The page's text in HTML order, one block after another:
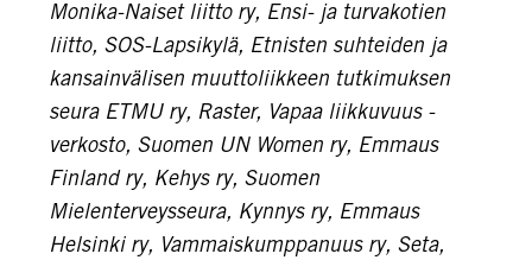
Monika-Naiset liitto ry, Ensi- ja turvakotien
liitto, SOS-Lapsikylä, Etnisten suhteiden ja
kansainvälisen muuttoliikkeen tutkimuksen
seura ETMU ry, Raster, Vapaa liikkuvuus -
verkosto, Suomen UN Women ry, Emmaus
Finland ry, Kehys ry, Suomen
Mielenterveysseura, Kynnys ry, Emmaus
Helsinki ry, Vammaiskumppanuus ry, Seta,